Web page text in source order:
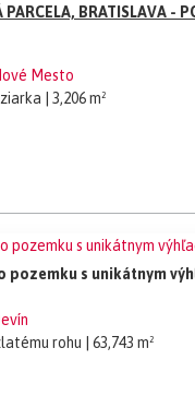
BRATISLAVA -
Mesto
| 3,206 m²
pozemku s unikátnym
rohu | 63,743 m²